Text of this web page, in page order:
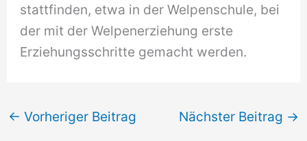
stattfinden, etwa in der Welpenschule, bei
der mit der Welpenerziehung erste
Erziehungsschritte gemacht werden.
← Vorheriger Beitrag Nächster Beitrag →